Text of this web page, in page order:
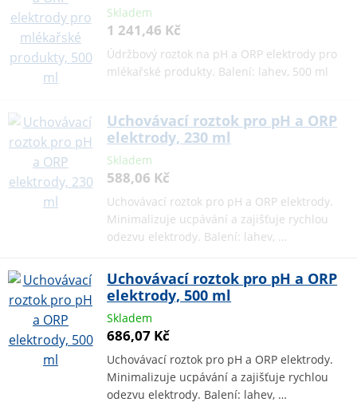
Skladem
1 241,46 Kč
Údržbový roztok na pH a ORP elektrody pro
mlékařské produkty. Balení: lahev, 500 ml
Uchovávací roztok pro pH a ORP
elektrody, 230 ml
Skladem
588,06 Kč
Uchovávací roztok pro pH a ORP elektrody.
Minimalizuje ucpávání a zajišťuje rychlou
odezvu elektrody. Balení: lahev, …
Uchovávací roztok pro pH a ORP
elektrody, 500 ml
Skladem
686,07 Kč
Uchovávací roztok pro pH a ORP elektrody.
Minimalizuje ucpávání a zajišťuje rychlou
odezvu elektrody. Balení: lahev, …